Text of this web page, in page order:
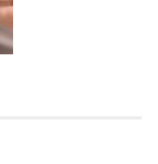
açar, imkanları
sofraları kurar,